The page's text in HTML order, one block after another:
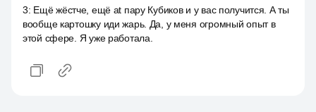
3: Ещё жёстче, ещё at пару Кубиков и у вас получится. А ты
вообще картошку иди жарь. Да, у меня огромный опыт в
этой сфере. Я уже работала.